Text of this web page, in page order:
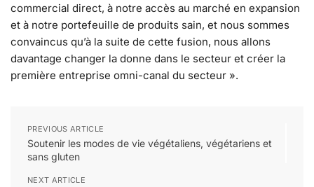
commercial direct, à notre accès au marché en expansion
et à notre portefeuille de produits sain, et nous sommes
convaincus qu’à la suite de cette fusion, nous allons
davantage changer la donne dans le secteur et créer la
première entreprise omni-canal du secteur ».
PREVIOUS ARTICLE
Soutenir les modes de vie végétaliens, végétariens et
sans gluten
NEXT ARTICLE